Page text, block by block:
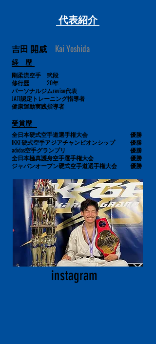
​代表紹介
吉田 開威 Kai Yoshida
​経 歴
剛柔流空手 弐段
修行歴 20年
パーソナルジムrevise代表
JATI認定トレーニング指導者
​健康運動実践指導者
​受賞歴
全日本硬式空手道選手権大会
IKKF硬式空手アジアチャンピオンシップ
adidas空手グランプリ
全日本極真護身空手選手権大会
ジャパンオープン硬式空手道選手権大会
優勝
優勝
優勝
優勝
優勝
instagram